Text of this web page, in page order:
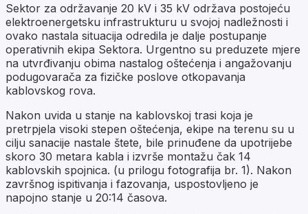
Sektor za održavanje 20 kV i 35 kV održava postojeću
elektroenergetsku infrastrukturu u svojoj nadležnosti i
ovako nastala situacija odredila je dalje postupanje
operativnih ekipa Sektora. Urgentno su preduzete mjere
na utvrđivanju obima nastalog oštećenja i angažovanju
podugovarača za fizičke poslove otkopavanja
kablovskog rova.
Nakon uvida u stanje na kablovskoj trasi koja je
pretrpjela visoki stepen oštećenja, ekipe na terenu su u
cilju sanacije nastale štete, bile prinuđene da upotrijebe
skoro 30 metara kabla i izvrše montažu čak 14
kablovskih spojnica. (u prilogu fotografija br. 1). Nakon
završnog ispitivanja i fazovanja, uspostovljeno je
napojno stanje u 20:14 časova.